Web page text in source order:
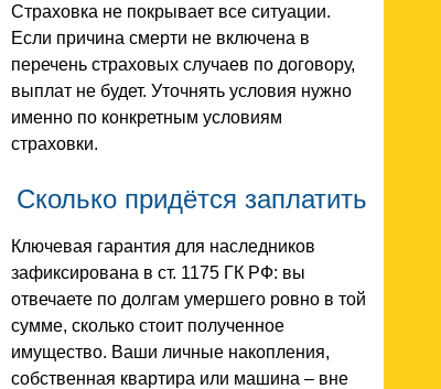
Страховка не покрывает все ситуации.
Если причина смерти не включена в
перечень страховых случаев по договору,
выплат не будет. Уточнять условия нужно
именно по конкретным условиям
страховки.
Сколько придётся заплатить
Ключевая гарантия для наследников
зафиксирована в ст. 1175 ГК РФ: вы
отвечаете по долгам умершего ровно в той
сумме, сколько стоит полученное
имущество. Ваши личные накопления,
собственная квартира или машина – вне